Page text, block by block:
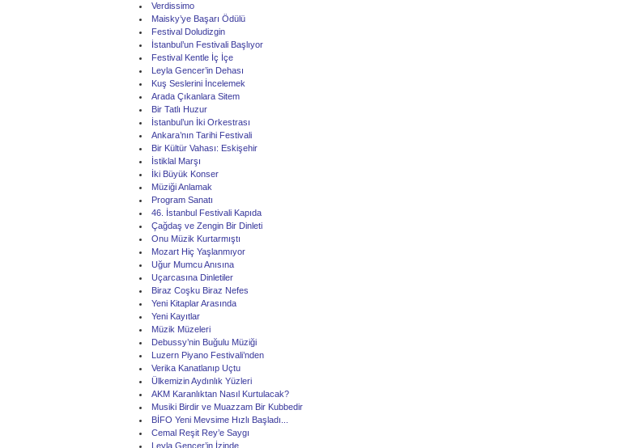
Verdissimo
Maisky’ye Başarı Ödülü
Festival Doludizgin
İstanbul’un Festivali Başlıyor
Festival Kentle İç İçe
Leyla Gencer’in Dehası
Kuş Seslerini İncelemek
Arada Çıkanlara Sitem
Bir Tatlı Huzur
İstanbul’un İki Orkestrası
Ankara’nın Tarihi Festivali
Bir Kültür Vahası: Eskişehir
İstiklal Marşı
İki Büyük Konser
Müziği Anlamak
Program Sanatı
46. İstanbul Festivali Kapıda
Çağdaş ve Zengin Bir Dinleti
Onu Müzik Kurtarmıştı
Mozart Hiç Yaşlanmıyor
Uğur Mumcu Anısına
Uçarcasına Dinletiler
Biraz Coşku Biraz Nefes
Yeni Kitaplar Arasında
Yeni Kayıtlar
Müzik Müzeleri
Debussy’nin Buğulu Müziği
Luzern Piyano Festivali’nden
Verika Kanatlanıp Uçtu
Ülkemizin Aydınlık Yüzleri
AKM Karanlıktan Nasıl Kurtulacak?
Musiki Birdir ve Muazzam Bir Kubbedir
BİFO Yeni Mevsime Hızlı Başladı...
Cemal Reşit Rey’e Saygı
Leyla Gencer’in İzinde